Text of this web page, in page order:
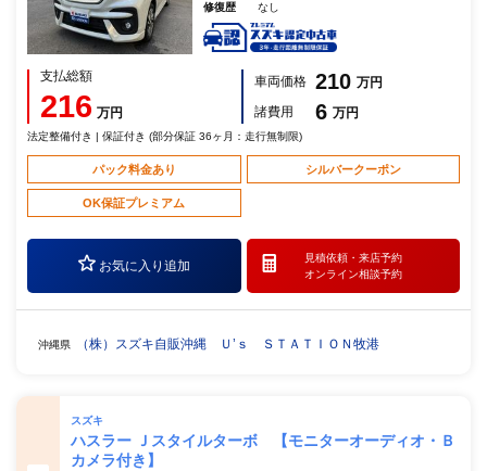
修復歴
なし
支払総額
216 万円
車両価格 210 万円
諸費用
6 万円
法定整備付き | 保証付き (部分保証 36ヶ月：走行無制限)
パック料金あり シルバークーポン
OK保証プレミアム
お気に入り追加
見積依頼・ 来店予約
オンライン相談予約
沖縄県 （株）スズキ自販沖縄 Ｕ’ｓ ＳＴＡＴＩＯＮ牧港
スズキ
ハスラー Ｊスタイルターボ 【モニターオーディオ・Ｂ
カメラ付き】